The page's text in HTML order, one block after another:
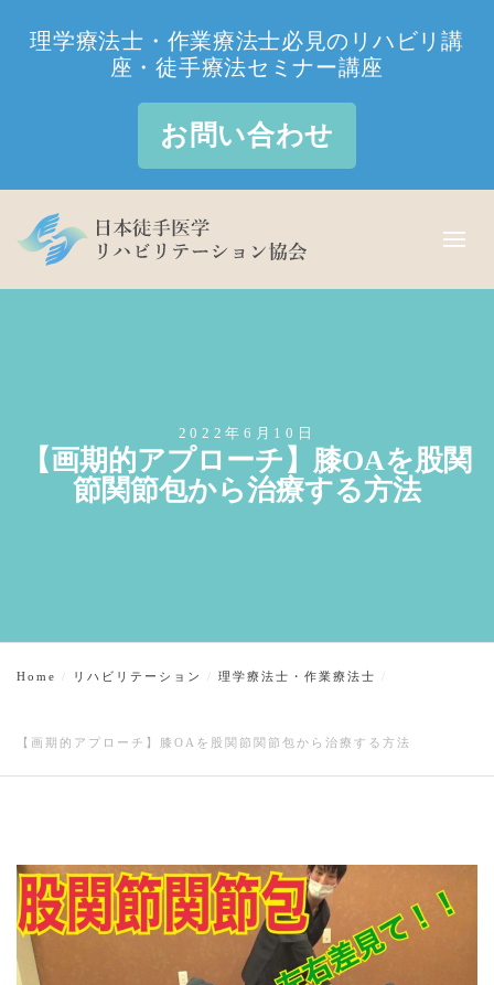
理学療法士・作業療法士必見のリハビリ講
座・徒手療法セミナー講座
お問い合わせ
2022年6月10日
【画期的アプローチ】膝OAを股関
節関節包から治療する方法
Home リハビリテーション 理学療法士・作業療法士
【画期的アプローチ】膝OAを股関節関節包から治療する方法